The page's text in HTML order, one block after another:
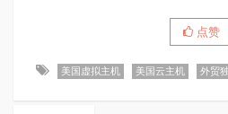
点赞
美国虚拟主机 美国云主机 外贸